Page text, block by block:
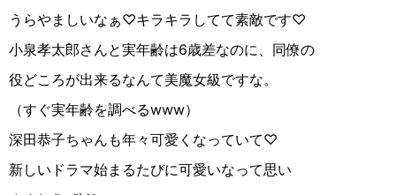
うらやましいなぁ♡キラキラしてて素敵です♡
小泉孝太郎さんと実年齢は6歳差なのに、同僚の
役どころが出来るなんて美魔女級ですな。
（すぐ実年齢を調べるwww）
深田恭子ちゃんも年々可愛くなっていて♡
新しいドラマ始まるたびに可愛いなって思い